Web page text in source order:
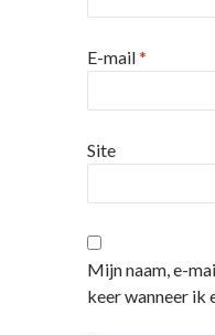
E-mail*
Site
Mijn naam, e-
keer wanneer ik